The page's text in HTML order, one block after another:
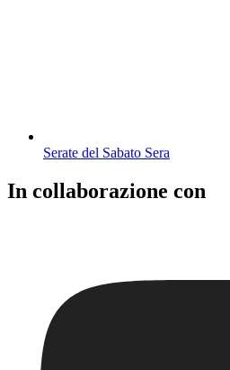
Serate del Sabato Sera
In collaborazione con